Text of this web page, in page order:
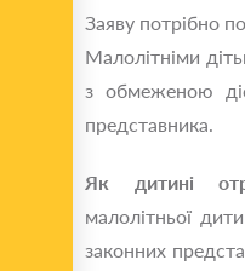
Заяву потрібно
Малолітніми
з обмеженою
представника.
Як дитині
малолітньої
законних